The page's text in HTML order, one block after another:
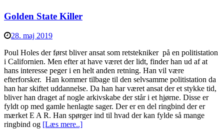
Golden State Killer
28. maj 2019
Poul Holes der først bliver ansat som retstekniker på en politistation
i Californien. Men efter at have været der lidt, finder han ud af at
hans interesse peger i en helt anden retning. Han vil være
efterforsker. Han kommer tilbage til den selvsamme politistation da
han har skiftet uddannelse. Da han har været ansat der et stykke tid,
bliver han draget af nogle arkivskabe der står i et hjørne. Disse er
fyldt op med gamle henlagte sager. Der er en del ringbind der er
mærket E A R. Han spørger ind til hvad der kan fylde så mange
ringbind og [Læs mere..]